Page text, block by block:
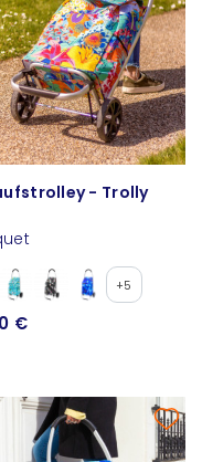
Einkaufstrolley - Trolly
+5
€